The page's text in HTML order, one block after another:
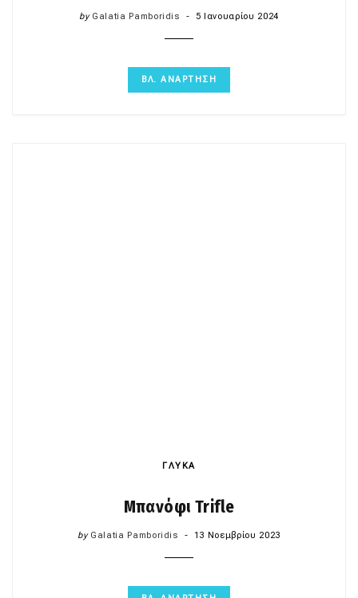
by Galatia Pamboridis 5 Ιανουαρίου 2024
ΒΛ. ΑΝΑΡΤΗΣΗ
ΓΛΥΚΑ
Μπανόφι Trifle
by Galatia Pamboridis 13 Νοεμβρίου 2023